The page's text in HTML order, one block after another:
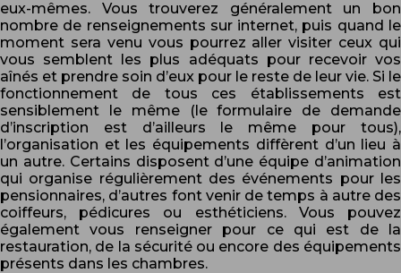
eux-mêmes. Vous trouverez généralement un bon
nombre de renseignements sur internet, puis quand le
moment sera venu vous pourrez aller visiter ceux qui
vous semblent les plus adéquats pour recevoir vos
aînés et prendre soin d’eux pour le reste de leur vie. Si le
fonctionnement de tous ces établissements est
sensiblement le même (le formulaire de demande
d’inscription est d’ailleurs le même pour tous),
l’organisation et les équipements diffèrent d’un lieu à
un autre. Certains disposent d’une équipe d’animation
qui organise régulièrement des événements pour les
pensionnaires, d’autres font venir de temps à autre des
coiffeurs, pédicures ou esthéticiens. Vous pouvez
également vous renseigner pour ce qui est de la
restauration, de la sécurité ou encore des équipements
présents dans les chambres.